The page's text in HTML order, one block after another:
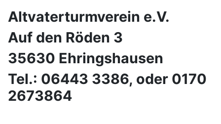
Altvaterturmverein e.V.
Auf den Röden 3
35630 Ehringshausen
Tel.: 06443 3386, oder 0170
2673864